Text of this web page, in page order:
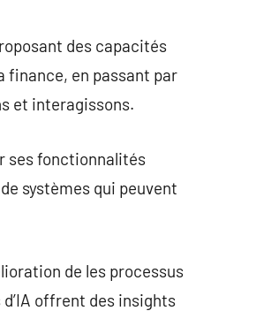
des capacités
finance, en passant par
et interagissons.
ses fonctionnalités
systèmes qui peuvent
de les processus
d’IA offrent des insights